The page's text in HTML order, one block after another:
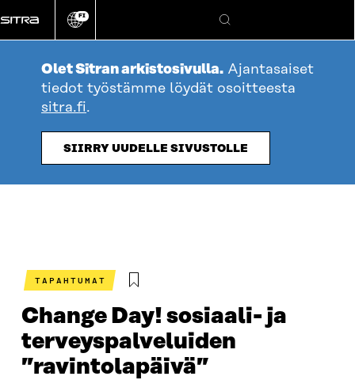
suoraan
sisältöön
Vaihda
kieli
FI
Hae
Olet Sitran arkistosivulla. Ajantasaiset
tiedot työstämme löydät osoitteesta
sitra.fi.
SIIRRY UUDELLE SIVUSTOLLE
TAPAHTUMAT
Change Day! sosiaali- ja
terveyspalveluiden
”ravintolapäivä”